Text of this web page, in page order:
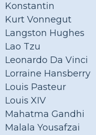
Konstantin
Kurt Vonnegut
Langston Hughes
Lao Tzu
Leonardo Da Vinci
Lorraine Hansberry
Louis Pasteur
Louis XIV
Mahatma Gandhi
Malala Yousafzai